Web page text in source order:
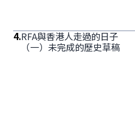
4.RFA與香港人走過的日子
（一）未完成的歷史草稿